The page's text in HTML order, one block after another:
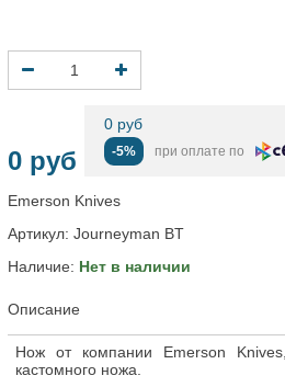
0 руб
0 руб
-5% при оплате по
Emerson Knives
Артикул: Journeyman BT
Наличие: Нет в наличии
Описание
Нож от компании Emerson
кастомного ножа.